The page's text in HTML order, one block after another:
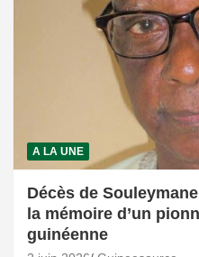
A LA UNE
Décès de
la mémoire d’un
guinéenne